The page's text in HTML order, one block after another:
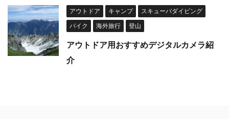
アウトドア キャンプ
スキューバダイビング
バイク
海外旅行 登山
アウトドア用おすすめデジタルカメラ紹
介